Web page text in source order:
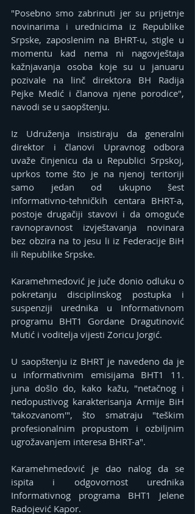
"Posebno smo zabrinuti jer su prijetnje
novinarima i urednicima iz Republike
Srpske, zaposlenim na BHRT-u, stigle u
momentu kad nema ni nagovještaja
kažnjavanja osoba koje su u januaru
pozivale na linč direktora BH Radija
Pejke Medić i članova njene porodice",
navodi se u saopštenju.
Iz Udruženja insistiraju da generalni
direktor i članovi Upravnog odbora
uvaže činjenicu da u Republici Srpskoj,
uprkos tome što je na njenoj teritoriji
samo jedan od ukupno šest
informativno-tehničkih centara BHRT-a,
postoje drugačiji stavovi i da omoguće
ravnopravnost izvještavanja novinara
bez obzira na to jesu li iz Federacije BiH
ili Republike Srpske.
Karamehmedović je juče donio odluku o
pokretanju disciplinskog postupka i
suspenziji urednika u Informativnom
programu BHT1 Gordane Dragutinović
Mutić i voditelja vijesti Zoricu Jorgić.
U saopštenju iz BHRT je navedeno da je
u informativnim emisijama BHT1 11.
juna došlo do, kako kažu, "netačnog i
nedopustivog karakterisanja Armije BiH
'takozvanom'", što smatraju "teškim
profesionalnim propustom i ozbiljnim
ugrožavanjem interesa BHRT-a".
Karamehmedović je dao nalog da se
ispita i odgovornost urednika
Informativnog programa BHT1 Jelene
Radojević Kapor.